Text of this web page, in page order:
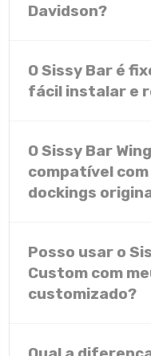
Davidson?
todos
segurança,
O Sissy Bar é
fácil instalar e
flexibilidade para
O Sissy Bar
compatível
dockings
originais HD.
Para Softail,
Bar acompanha o
instalação,
Posso usar o
Custom com
customizado?
projetados para